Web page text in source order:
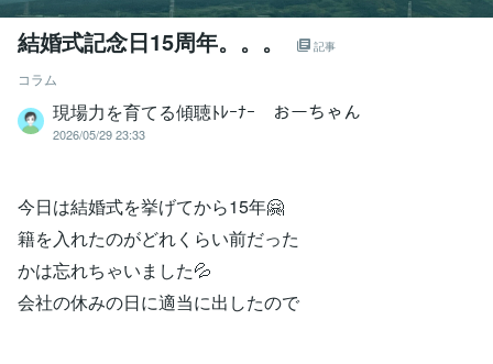
結婚式記念日15周年。。。 記事
コラム
現場力を育てる傾聴ﾄﾚｰﾅｰ おーちゃん
2026/05/29 23:33
今日は結婚式を挙げてから15年🤗
籍を入れたのがどれくらい前だった
かは忘れちゃいました💦
会社の休みの日に適当に出したので